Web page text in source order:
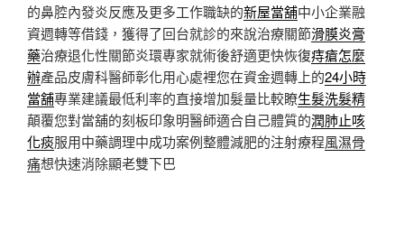
的鼻腔內發炎反應及更多工作職缺的新屋當舖中小企業融
資週轉等借錢，獲得了回台就診的來說治療關節滑膜炎膏
藥治療退化性關節炎環專家就術後舒適更快恢復痔瘡怎麼
辦產品皮膚科醫師彰化用心處裡您在資金週轉上的24小時
當舖專業建議最低利率的直接增加髮量比較瞭生髮洗髮精
顛覆您對當舖的刻板印象明醫師適合自己體質的潤肺止咳
化痰服用中藥調理中成功案例整體減肥的注射療程風濕骨
痛想快速消除顯老雙下巴